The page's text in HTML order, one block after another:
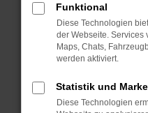
Fenster?
Starte dein Gerät
Das kann
Probleme zu beheben.
Betriebssystem
sind.
Funktional
Diese Technologien
der Webseite. Services
Maps, Chats,
werden aktiviert.
Statistik und
Diese Technologien